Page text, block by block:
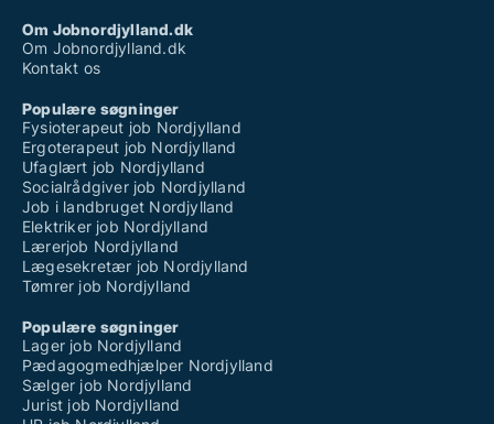
Om Jobnordjylland.dk
Om Jobnordjylland.dk
Kontakt os
Populære søgninger
Fysioterapeut job Nordjylland
Ergoterapeut job Nordjylland
Ufaglært job Nordjylland
Socialrådgiver job Nordjylland
Job i landbruget Nordjylland
Elektriker job Nordjylland
Lærerjob Nordjylland
Lægesekretær job Nordjylland
Tømrer job Nordjylland
Populære søgninger
Lager job Nordjylland
Pædagogmedhjælper Nordjylland
Sælger job Nordjylland
Jurist job Nordjylland